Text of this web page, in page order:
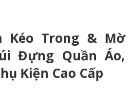
Kéo Trong & Mờ
Đựng Quần Áo,
Kiện Cao Cấp